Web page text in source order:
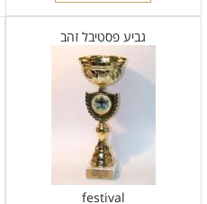
גביע פסטיבל זהב
festival